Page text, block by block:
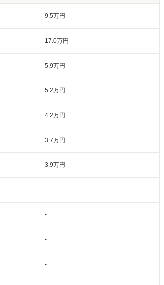
9.5万円
17.0万円
5.9万円
5.2万円
4.2万円
3.7万円
3.9万円
-
-
-
-